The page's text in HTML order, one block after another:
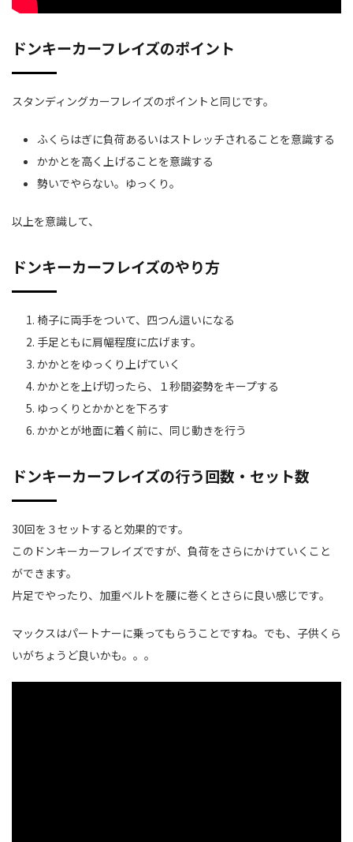
ドンキーカーフレイズのポイント
スタンディングカーフレイズのポイントと同じです。
ふくらはぎに負荷あるいはストレッチされることを意識する
かかとを高く上げることを意識する
勢いでやらない。ゆっくり。
以上を意識して、
ドンキーカーフレイズのやり方
椅子に両手をついて、四つん這いになる
手足ともに肩幅程度に広げます。
かかとをゆっくり上げていく
かかとを上げ切ったら、１秒間姿勢をキープする
ゆっくりとかかとを下ろす
かかとが地面に着く前に、同じ動きを行う
ドンキーカーフレイズの行う回数・セット数
30回を３セットすると効果的です。
このドンキーカーフレイズですが、負荷をさらにかけていくこと
ができます。
片足でやったり、加重ベルトを腰に巻くとさらに良い感じです。
マックスはパートナーに乗ってもらうことですね。でも、子供くら
いがちょうど良いかも。。。